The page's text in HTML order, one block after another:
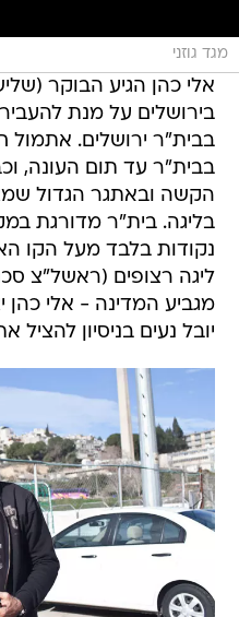
מגד גוזני
אלי כהן הגיע הבוקר
בירושלים על מנת
בבית"ר ירושלים. אתמול
בבית"ר עד תום העונה,
הקשה ובאתגר הגדול
נקודות בלבד מעל הקו
ליגה רצופים (ראשל"צ
מגביע המדינה - אלי
יובל נעים בניסיון